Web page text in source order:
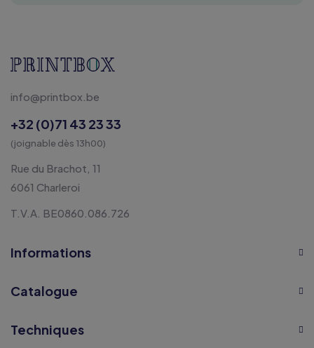
info@printbox.be
+32 (0)71 43 23 33
(joignable dès 13h00)
Rue du Brachot, 11
6061 Charleroi
T.V.A. BE0860.086.726
Informations
Catalogue
Techniques